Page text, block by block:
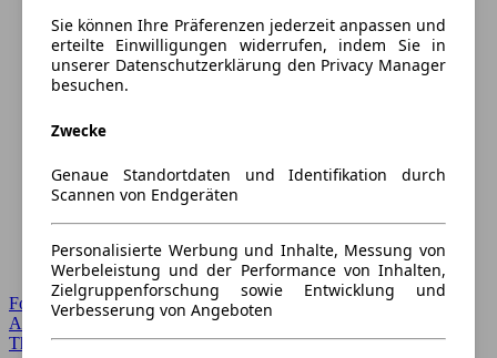
Forum Startseite
Alle Auto-Foren
Themen-Forum
Sie können Ihre Präferenzen jederzeit anpassen und
erteilte Einwilligungen widerrufen, indem Sie in
unserer Datenschutzerklärung den Privacy Manager
besuchen.
Zwecke
Genaue Standortdaten und Identifikation durch
Scannen von Endgeräten
Personalisierte Werbung und Inhalte, Messung von
Werbeleistung und der Performance von Inhalten,
Zielgruppenforschung sowie Entwicklung und
Verbesserung von Angeboten